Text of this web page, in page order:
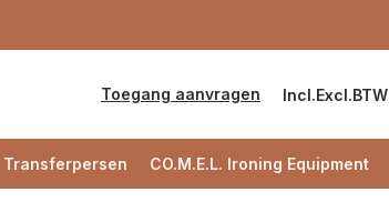
Toegang aanvragen Incl.Excl.BTW
Transferpersen CO.M.E.L. Ironing Equipment